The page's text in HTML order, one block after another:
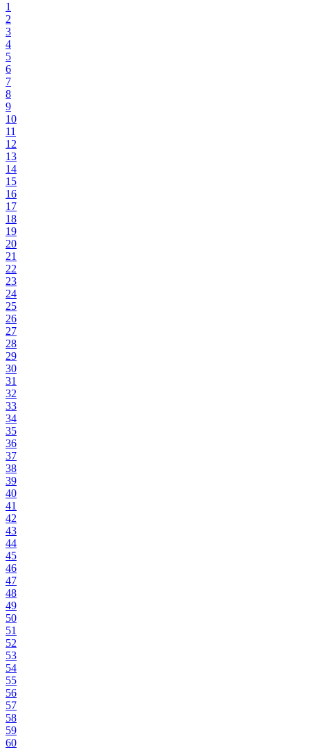
1
2
3
4
5
6
7
8
9
10
11
12
13
14
15
16
17
18
19
20
21
22
23
24
25
26
27
28
29
30
31
32
33
34
35
36
37
38
39
40
41
42
43
44
45
46
47
48
49
50
51
52
53
54
55
56
57
58
59
60